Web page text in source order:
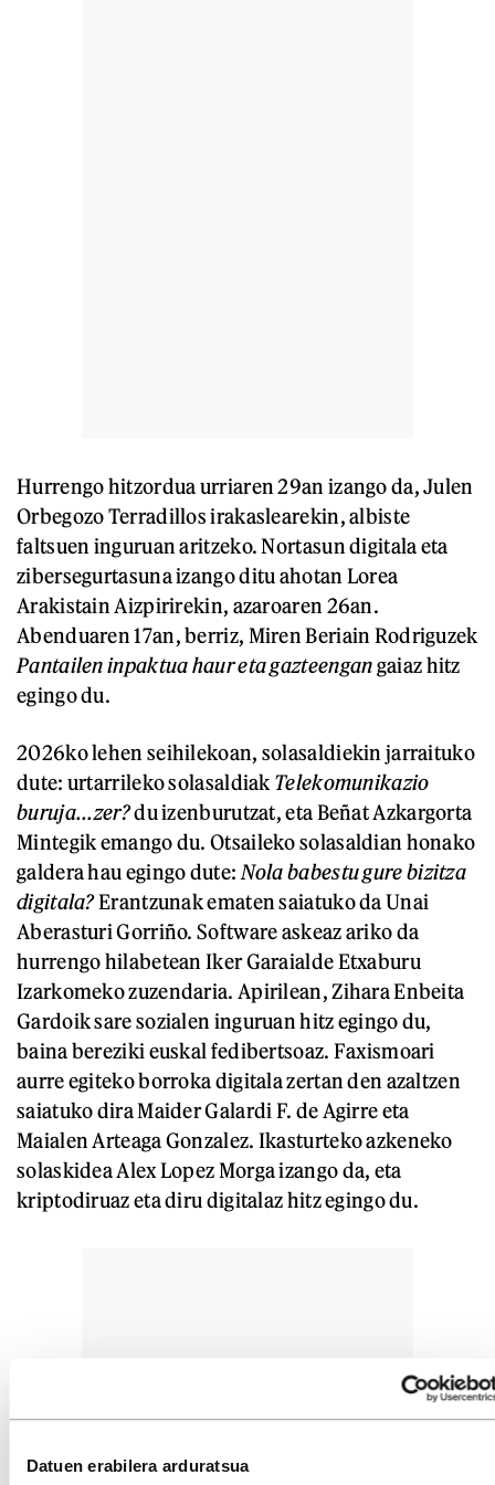
Datuen erabilera arduratsua
Hurrengo hitzordua urriaren 29an izango da, Julen
Orbegozo Terradillos irakaslearekin, albiste
faltsuen inguruan aritzeko. Nortasun digitala eta
zibersegurtasuna izango ditu ahotan Lorea
Arakistain Aizpirirekin, azaroaren 26an.
Abenduaren 17an, berriz, Miren Beriain Rodriguzek
Pantailen inpaktua haur eta gazteengangaiaz hitz
egingo du.
2026ko lehen seihilekoan, solasaldiekin jarraituko
dute: urtarrileko solasaldiak Telekomunikazio
buruja...zer?du izenburutzat, eta Beñat Azkargorta
Mintegik emango du. Otsaileko solasaldian honako
galdera hau egingo dute: Nola babestu gure bizitza
digitala?Erantzunak ematen saiatuko da Unai
Aberasturi Gorriño. Software askeaz ariko da
hurrengo hilabetean Iker Garaialde Etxaburu
Izarkomeko zuzendaria. Apirilean, Zihara Enbeita
Gardoik sare sozialen inguruan hitz egingo du,
baina bereziki euskal fedibertsoaz. Faxismoari
aurre egiteko borroka digitala zertan den azaltzen
saiatuko dira Maider Galardi F. de Agirre eta
Maialen Arteaga Gonzalez. Ikasturteko azkeneko
solaskidea Alex Lopez Morga izango da, eta
kriptodiruaz eta diru digitalaz hitz egingo du.